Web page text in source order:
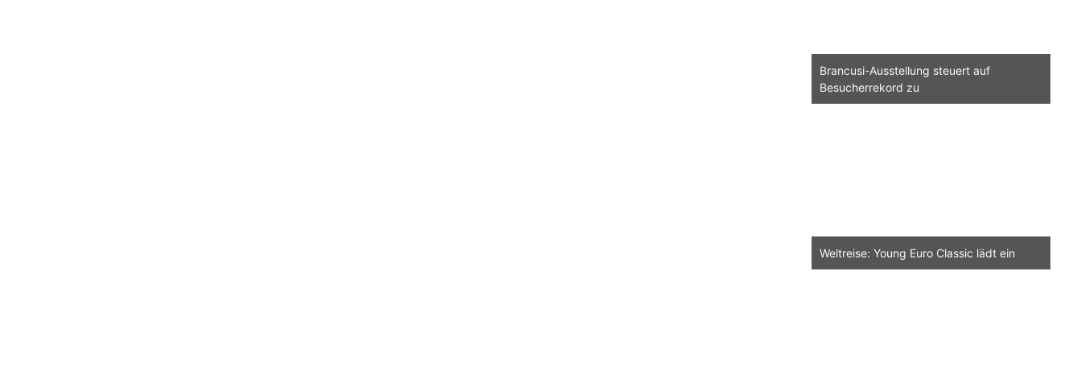
Brancusi-Ausstellung steuert auf
Besucherrekord zu
Weltreise: Young Euro Classic lädt ein